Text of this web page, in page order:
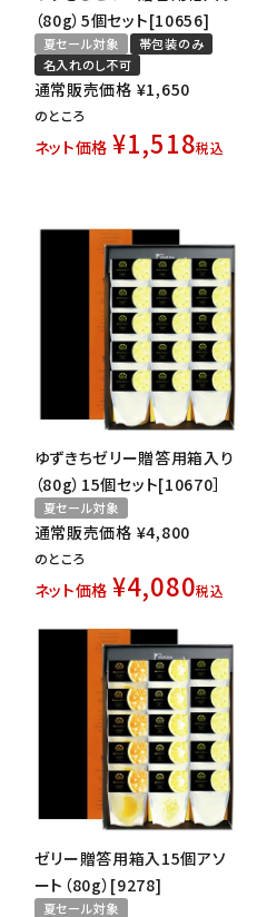
（80g）5個セット[10656]
夏セール対象
帯包装のみ
名入れのし不可
通常販売価格 ¥1,650
のところ
ネット価格 ¥1,518税込
ゆずきちゼリー贈答用箱入り
（80g）15個セット[10670］
夏セール対象
通常販売価格 ¥4,800
のところ
ネット価格 ¥4,080税込
ゼリー贈答用箱入15個アソ
ート（80g）[9278]
夏セール対象